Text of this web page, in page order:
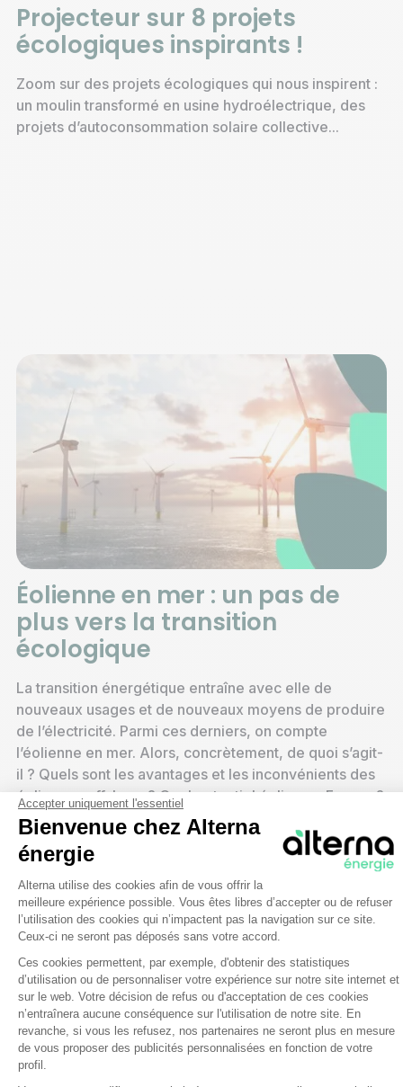
Projecteur sur 8 projets
écologiques inspirants !
Zoom sur des projets écologiques qui nous inspirent :
un moulin transformé en usine hydroélectrique, des
projets d’autoconsommation solaire collective...
Éolienne en mer : un pas de
plus vers la transition
écologique
La transition énergétique entraîne avec elle de
nouveaux usages et de nouveaux moyens de produire
de l’électricité. Parmi ces derniers, on compte
l’éolienne en mer. Alors, concrètement, de quoi s’agit-
il ? Quels sont les avantages et les inconvénients des
éoliennes offshore ? Quel potentiel éolien en France ?
Alterna énergie vous explique l’essentiel sur le sujet.
Accepter uniquement l'essentiel
Bienvenue chez Alterna
énergie
Plateforme de Gestion du
Alterna utilise des cookies afin de vous offrir la
meilleure expérience possible. Vous êtes libres d’accepter ou de refuser
l’utilisation des cookies qui n’impactent pas la navigation sur ce site.
Ceux-ci ne seront pas déposés sans votre accord.
Ces cookies permettent, par exemple, d'obtenir des statistiques
d’utilisation ou de personnaliser votre expérience sur notre site internet et
sur le web. Votre décision de refus ou d'acceptation de ces cookies
n’entraînera aucune conséquence sur l'utilisation de notre site. En
revanche, si vous les refusez, nos partenaires ne seront plus en mesure
de vous proposer des publicités personnalisées en fonction de votre
profil.
Axeptio consent